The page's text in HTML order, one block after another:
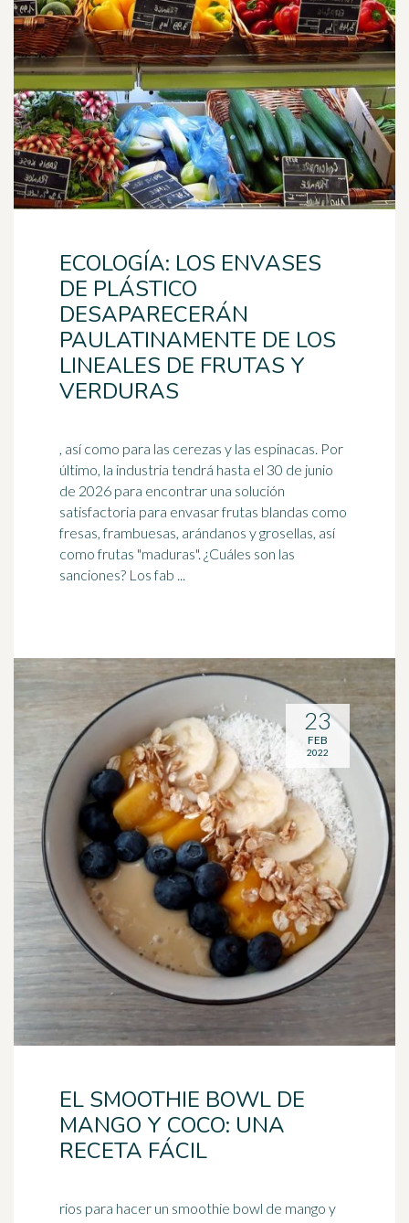
ECOLOGÍA: LOS ENVASES
DE PLÁSTICO
DESAPARECERÁN
PAULATINAMENTE DE LOS
LINEALES DE FRUTAS Y
VERDURAS
, así como para las cerezas y las espinacas. Por
último, la industria tendrá hasta el 30 de junio
de 2026 para encontrar una solución
satisfactoria para envasar frutas blandas como
fresas, frambuesas, arándanos y grosellas, así
como frutas "maduras". ¿Cuáles son las
sanciones? Los fab ...
EL SMOOTHIE BOWL DE
MANGO Y COCO: UNA
RECETA FÁCIL
rios para hacer un smoothie bowl de mango y
23
FEB
2022